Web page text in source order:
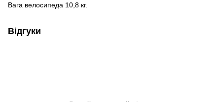
Вага велосипеда 10,8 кг.
Відгуки